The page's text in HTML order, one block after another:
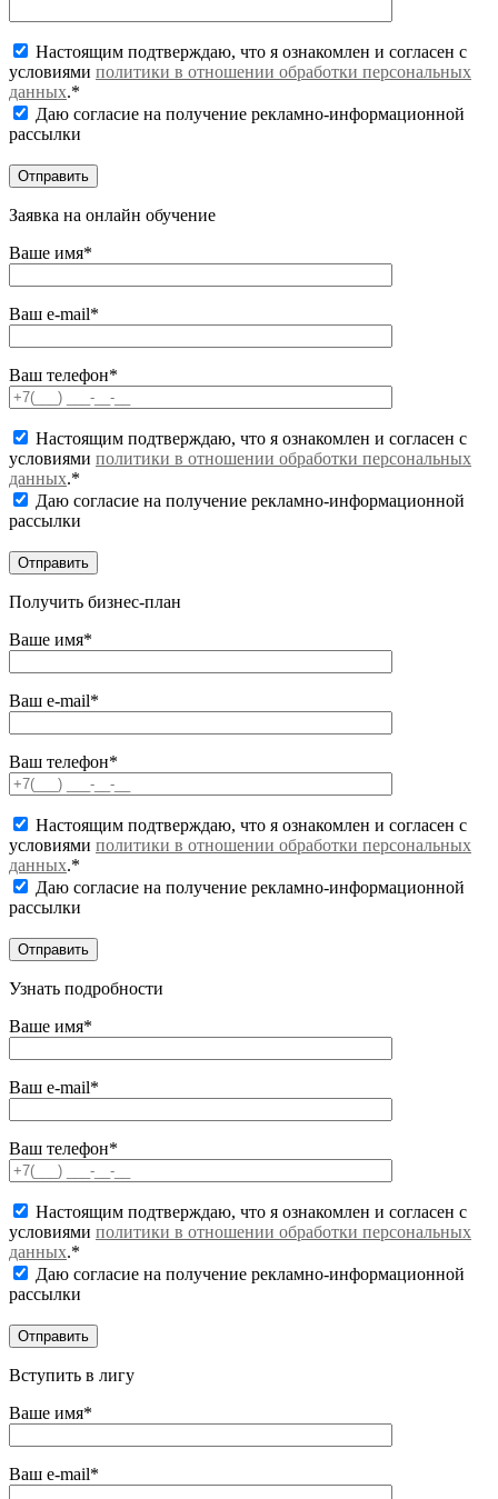
Настоящим подтверждаю, что я ознакомлен и согласен с
условиями политики в отношении обработки персональных
данных.*
Даю согласие на получение рекламно-информационной
рассылки
Заявка на онлайн обучение
Ваше имя*
Ваш e-mail*
Ваш телефон*
Настоящим подтверждаю, что я ознакомлен и согласен с
условиями политики в отношении обработки персональных
данных.*
Даю согласие на получение рекламно-информационной
рассылки
Получить бизнес-план
Ваше имя*
Ваш e-mail*
Ваш телефон*
Настоящим подтверждаю, что я ознакомлен и согласен с
условиями политики в отношении обработки персональных
данных.*
Даю согласие на получение рекламно-информационной
рассылки
Узнать подробности
Ваше имя*
Ваш e-mail*
Ваш телефон*
Настоящим подтверждаю, что я ознакомлен и согласен с
условиями политики в отношении обработки персональных
данных.*
Даю согласие на получение рекламно-информационной
рассылки
Вступить в лигу
Ваше имя*
Ваш e-mail*